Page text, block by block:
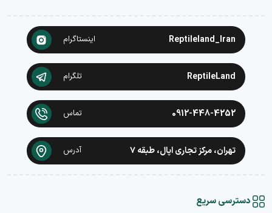
Reptileland_Iran اینستاگرام
ReptileLand تلگرام
0912-448-4252 تماس
تهران، مرکز تجاری اپال، طبقه ۷ آدرس
دسترسی سریع